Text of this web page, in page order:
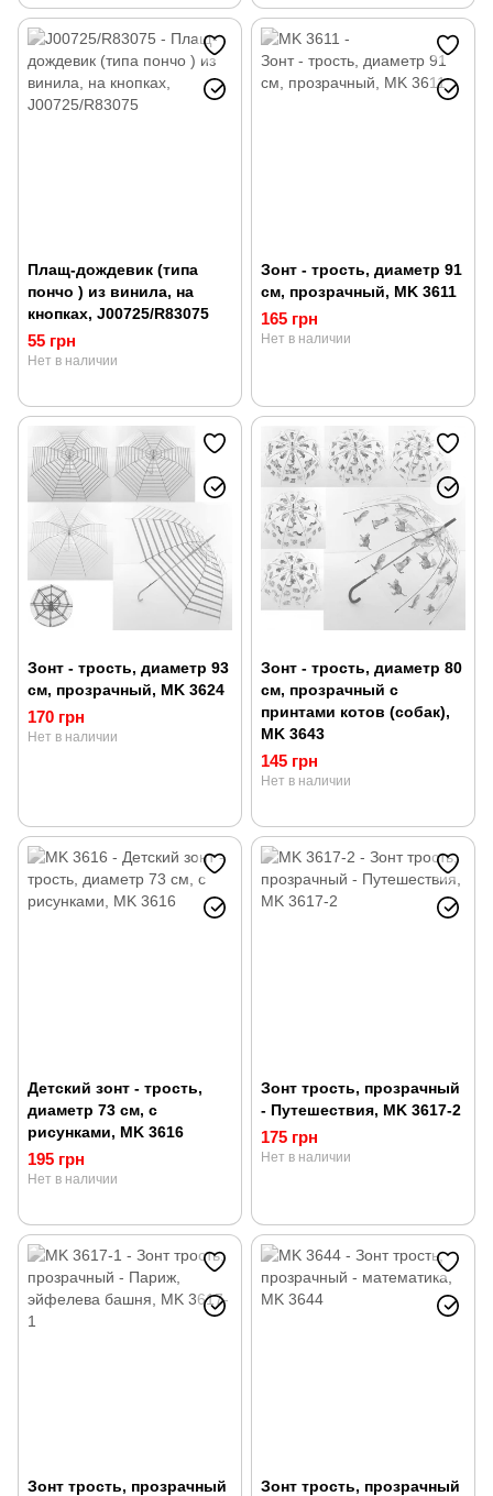
Плащ-дождевик (типа
пончо ) из винила, на
кнопках, J00725/R83075
55 грн
Нет в наличии
Зонт - трость, диаметр 91
см, прозрачный, MK 3611
165 грн
Нет в наличии
Зонт - трость, диаметр 93
см, прозрачный, MK 3624
170 грн
Нет в наличии
Зонт - трость, диаметр 80
см, прозрачный с
принтами котов (собак),
MK 3643
145 грн
Нет в наличии
Детский зонт - трость,
диаметр 73 см, с
рисунками, MK 3616
195 грн
Нет в наличии
Зонт трость, прозрачный
- Путешествия, MK 3617-2
175 грн
Нет в наличии
Зонт трость, прозрачный
Зонт трость, прозрачный